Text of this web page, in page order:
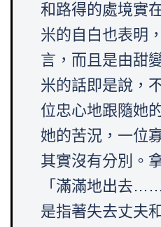
和路得的處境實
米的自白也表明
言，而且是由甜
米的話即是說，
位忠心地跟隨她
她的苦況，一位
其實沒有分別。
「滿滿地出去
是指著失去丈夫